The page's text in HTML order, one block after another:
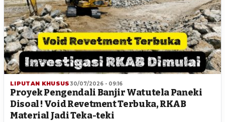
LIPUTAN KHUSUS 30/07/2026 - 09:16
Proyek Pengendali Banjir Watutela Paneki
Disoal ! Void Revetment Terbuka, RKAB
Material Jadi Teka-teki